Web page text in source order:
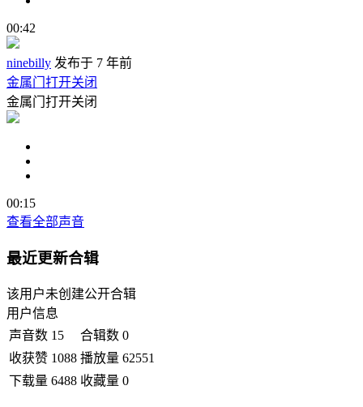
00:42
ninebilly 发布于 7 年前
金属门打开关闭
金属门打开关闭
00:15
查看全部声音
最近更新合辑
该用户未创建公开合辑
用户信息
声音数 15 合辑数 0
收获赞 1088 播放量 62551
下载量 6488 收藏量 0